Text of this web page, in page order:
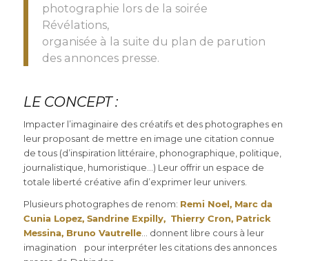
photographie lors de la soirée
Révélations,
organisée à la suite du plan de parution
des annonces presse.
LE CONCEPT :
Impacter l’imaginaire des créatifs et des photographes en
leur proposant de mettre en image une citation connue
de tous (d’inspiration littéraire, phonographique, politique,
journalistique, humoristique…) Leur offrir un espace de
totale liberté créative afin d’exprimer leur univers.
Plusieurs photographes de renom: Remi Noel, Marc da
Cunia Lopez, Sandrine Expilly, Thierry Cron, Patrick
Messina, Bruno Vautrelle… donnent libre cours à leur
imagination pour interpréter les citations des annonces